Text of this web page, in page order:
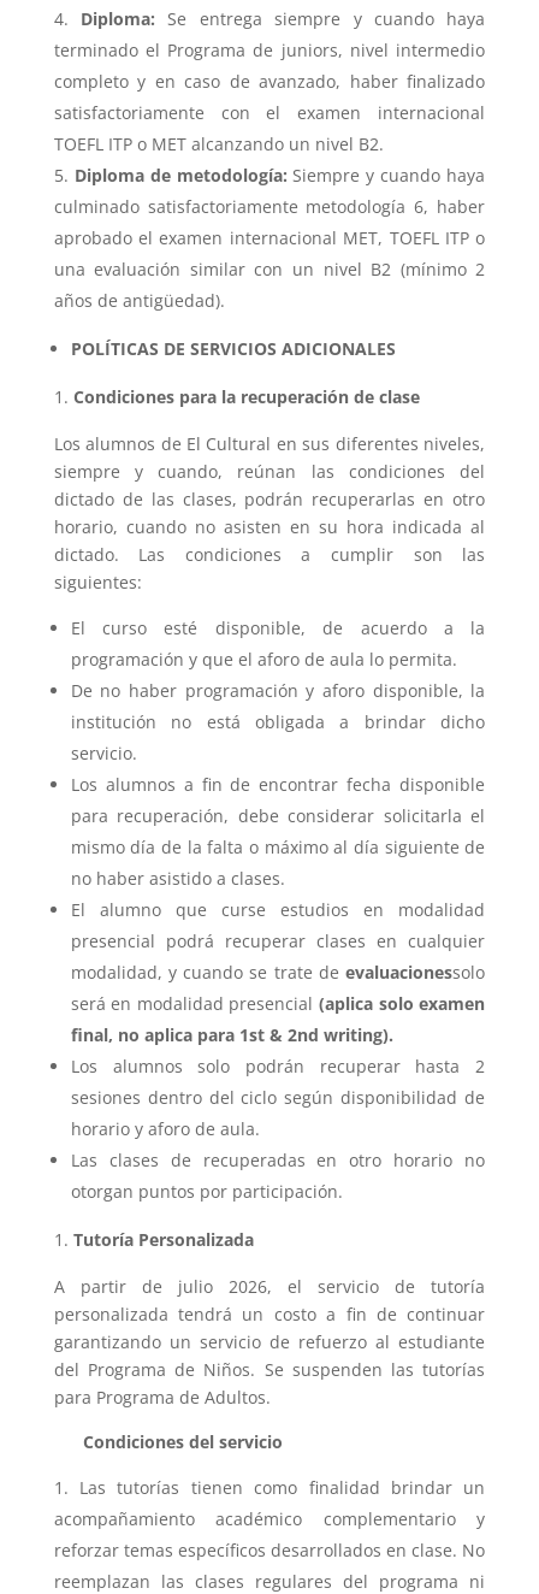
Diploma:Se entrega siempre y cuando haya
terminado el Programa de juniors, nivel intermedio
completo y en caso de avanzado, haber finalizado
satisfactoriamente con el examen internacional
TOEFL ITP o MET alcanzando un nivel B2.
Diploma de metodología:Siempre y cuando haya
culminado satisfactoriamente metodología 6, haber
aprobado el examen internacional MET, TOEFL ITP o
una evaluación similar con un nivel B2 (mínimo 2
años de antigüedad).
POLÍTICAS DE SERVICIOS ADICIONALES
Condiciones para la recuperación de clase
Los alumnos de El Cultural en sus diferentes niveles,
siempre y cuando, reúnan las condiciones del
dictado de las clases, podrán recuperarlas en otro
horario, cuando no asisten en su hora indicada al
dictado. Las condiciones a cumplir son las
siguientes:
El curso esté disponible, de acuerdo a la
programación y que el aforo de aula lo permita.
De no haber programación y aforo disponible, la
institución no está obligada a brindar dicho
servicio.
Los alumnos a fin de encontrar fecha disponible
para recuperación, debe considerar solicitarla el
mismo día de la falta o máximo al día siguiente de
no haber asistido a clases.
El alumno que curse estudios en modalidad
presencial podrá recuperar clases en cualquier
modalidad, y cuando se trate deevaluacionessolo
será en modalidad presencial(aplica solo examen
final, no aplica para 1st & 2nd writing).
Los alumnos solo podrán recuperar hasta 2
sesiones dentro del ciclo según disponibilidad de
horario y aforo de aula.
Las clases de recuperadas en otro horario no
otorgan puntos por participación.
Tutoría Personalizada
A partir de julio 2026, el servicio de tutoría
personalizada tendrá un costo a fin de continuar
garantizando un servicio de refuerzo al estudiante
del Programa de Niños. Se suspenden las tutorías
para Programa de Adultos.
Condiciones del servicio
Las tutorías tienen como finalidad brindar un
acompañamiento académico complementario y
reforzar temas específicos desarrollados en clase. No
reemplazan las clases regulares del programa ni